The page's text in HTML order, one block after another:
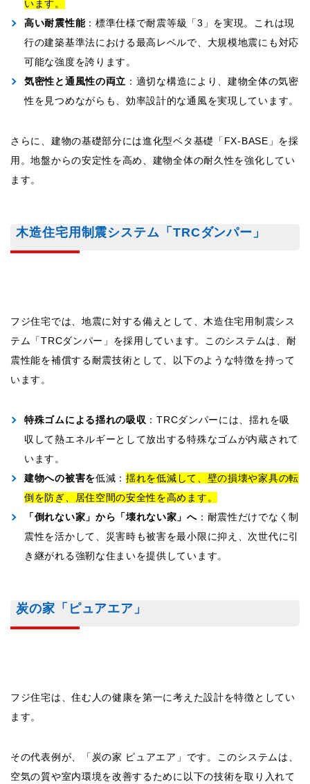
います。
高い耐震性能：標準仕様で耐震等級「3」を実現。これは現
行の建築基準法における最高レベルで、大規模地震にも対応
可能な強度を誇ります。
気密性と通風性の両立 ：適切な構造により、建物全体の気密
性を見つめながらも、効率設計的な通風を実現しています。
さらに、建物の基礎部分には進化型ベタ基礎「FX-BASE」を採
用。地盤からの安定性を高め、建物全体の耐久性を強化してい
ます。
木造住宅用制震システム「TRCダンパー」
フジ住宅では、地震に対する備えとして、木造住宅用制震シス
テム「TRCダンパー」を採用しています。このシステムは、耐
震性能を補償する耐震技術として、以下のような特徴を持って
います。
特殊ゴムによる揺れの吸収 ：TRCダンパーには、揺れを吸
収して熱エネルギーとして放出する特殊なゴムが内蔵されて
います。
建物への被害を低減：揺れを低減して、壁の損壊や家具の転
倒を防ぎ、居住空間の安全性を高めます。
「倒れない家」から「壊れない家」へ：耐震性だけでなく制
震性を活かして、災害時も被害を最小限に抑え、次世代に引
き継がれる強靭な住まいを提供しています。
炭の家「ピュアエア」
フジ住宅は、住む人の健康を第一に考えた設計を特徴としてい
ます。
その代表例が、「炭の家 ピュアエア」です。このシステムは、
空気の質や室内環境を改善するために以下の技術を取り入れて